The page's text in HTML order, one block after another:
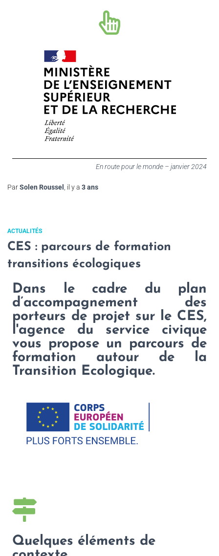
En route pour le monde – janvier 2024
ParSolen Roussel , il y a 3 ans
ACTUALITÉS
CES : parcours de formation
transitions écologiques
Dans le cadre du plan
d’accompagnement des
porteurs de projet sur le CES,
l'agence du service civique
vous propose un parcours de
formation autour de la
Transition Ecologique.
Quelques éléments de